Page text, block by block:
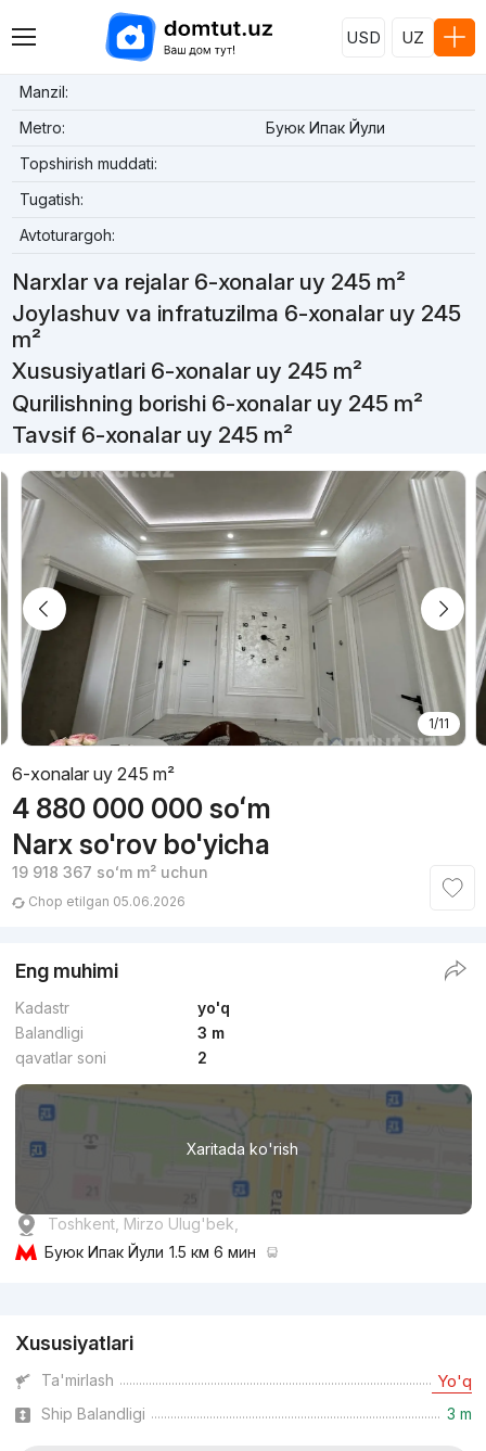
USD UZ
Manzil:
Metro:
Буюк Ипак Йули
Topshirish muddati:
Tugatish:
Avtoturargoh:
Narxlar va rejalar 6-xonalar uy 245 m²
Joylashuv va infratuzilma 6-xonalar uy 245
m²
Xususiyatlari 6-xonalar uy 245 m²
Qurilishning borishi 6-xonalar uy 245 m²
Tavsif 6-xonalar uy 245 m²
1/11
6-xonalar uy 245 m²
4 880 000 000 soʻm
Narx so'rov bo'yicha
19 918 367 soʻmm² uchun
Chop etilgan 05.06.2026
Eng muhimi
Kadastr
yo'q
Balandligi
3 m
qavatlar soni
2
Xaritada ko'rish
Toshkent, Mirzo Ulug'bek,
Буюк Ипак Йули 1.5 км 6 мин
Xususiyatlari
Ta'mirlash Yo'q
Ship Balandligi 3 m